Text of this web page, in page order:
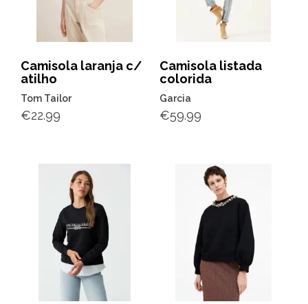
Camisola laranja c/
atilho
Tom Tailor
€22.99
Camisola listada
colorida
Garcia
€59.99